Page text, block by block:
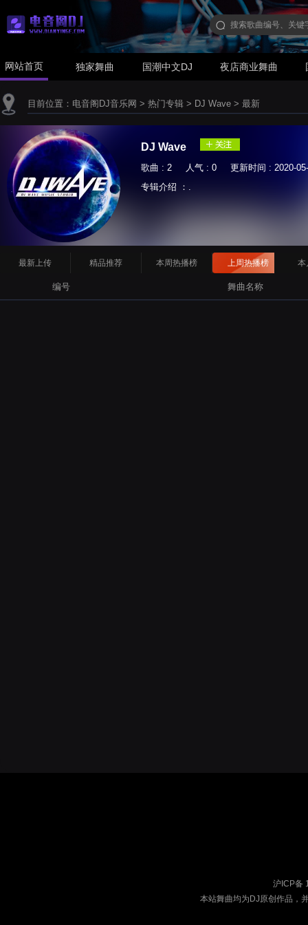
网站首页 独家舞曲 国潮中文DJ 夜店商业舞曲
目前位置： 电音阁DJ音乐网 > 热门专辑 > DJ Wave > 最新
DJ Wave
歌曲 : 2 人气 : 0 更新时间 : 2020-
专辑介绍 ：.
最新上传 精品推荐 本周热播榜 上周热播榜 本
编号 舞曲名称
沪ICP备
本站舞曲均为DJ原创作品，